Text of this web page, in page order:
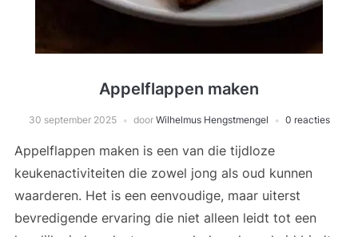
Appelflappen maken
30 september 2025 door Wilhelmus Hengstmengel 0 reacties
Appelflappen maken is een van die tijdloze
keukenactiviteiten die zowel jong als oud kunnen
waarderen. Het is een eenvoudige, maar uiterst
bevredigende ervaring die niet alleen leidt tot een